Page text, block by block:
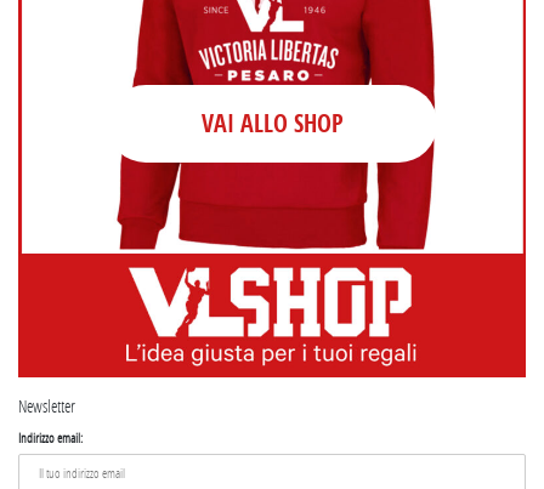
VAI ALLO SHOP
Newsletter
Indirizzo email: